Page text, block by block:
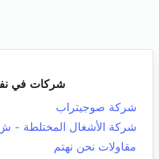
شركات في
شركة صوجيتراب
شركة الأشغال المختلطة
مقاولات نحن نهتم